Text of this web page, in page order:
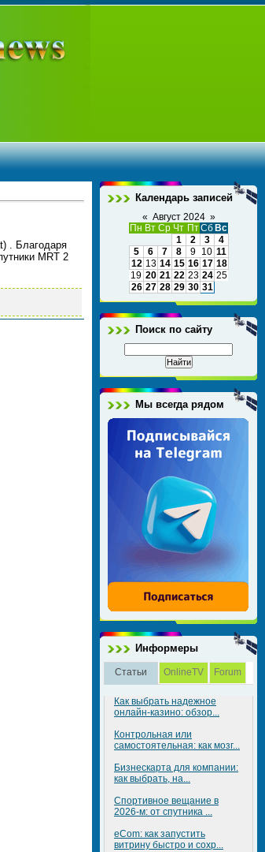
. Благодаря
MRT 2
Календарь записей
« Август 2024 »
Пн Вт Ср Чт ПтСб Вс
1
2 3
4
5
6 7 8 9 10 11
12 13 14 15 16 17 18
19 20 21 22 23 24 25
26 27 28 29 30 31
Поиск по сайту
Мы всегда рядом
Информеры
Статьи OnlineTV Forum
Как выбрать надежное
онлайн-казино: обзор...
Контрольная или
самостоятельная: как мозг...
Бизнескарта для компании:
как выбрать, на...
Спортивное вещание в
2026-м: от спутника ...
eCom: как запустить
витрину быстро и сохр...